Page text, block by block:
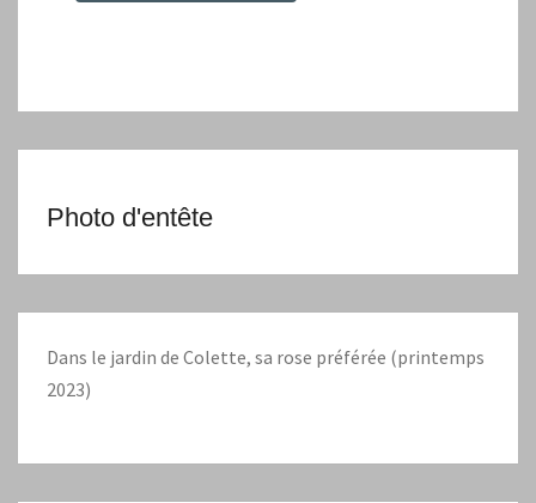
Photo d'entête
Dans le jardin de Colette, sa rose préférée (printemps
2023)